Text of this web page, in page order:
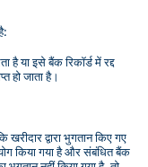
है या इसे बैंक रिकॉर्ड में रद्द
हो जाता है।
खरीदार द्वारा भुगतान किए गए
किया गया है और संबंधित बैंक